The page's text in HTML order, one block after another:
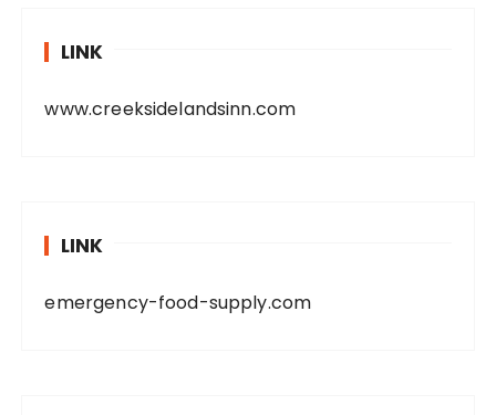
LINK
www.creeksidelandsinn.com
LINK
emergency-food-supply.com